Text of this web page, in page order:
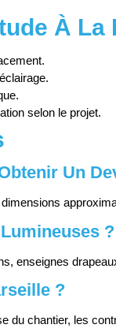
À La
selon le projet.
Un
?
enseignes
?
du chantier, les